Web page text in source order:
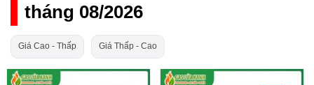
tháng 08/2026
Giá Cao - Thấp Giá Thấp - Cao